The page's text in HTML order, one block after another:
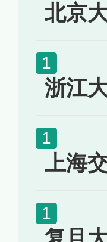
北京
浙江
上海